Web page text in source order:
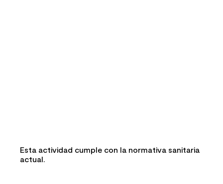
Esta actividad cumple con la normativa sanitaria
actual.